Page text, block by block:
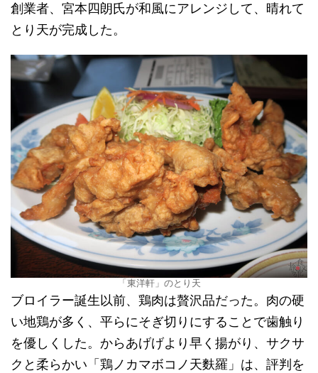
創業者、宮本四朗氏が和風にアレンジして、晴れて
とり天が完成した。
「東洋軒」のとり天
ブロイラー誕生以前、鶏肉は贅沢品だった。肉の硬
い地鶏が多く、平らにそぎ切りにすることで歯触り
を優しくした。からあげげより早く揚がり、サクサ
クと柔らかい「鶏ノカマボコノ天麩羅」は、評判を